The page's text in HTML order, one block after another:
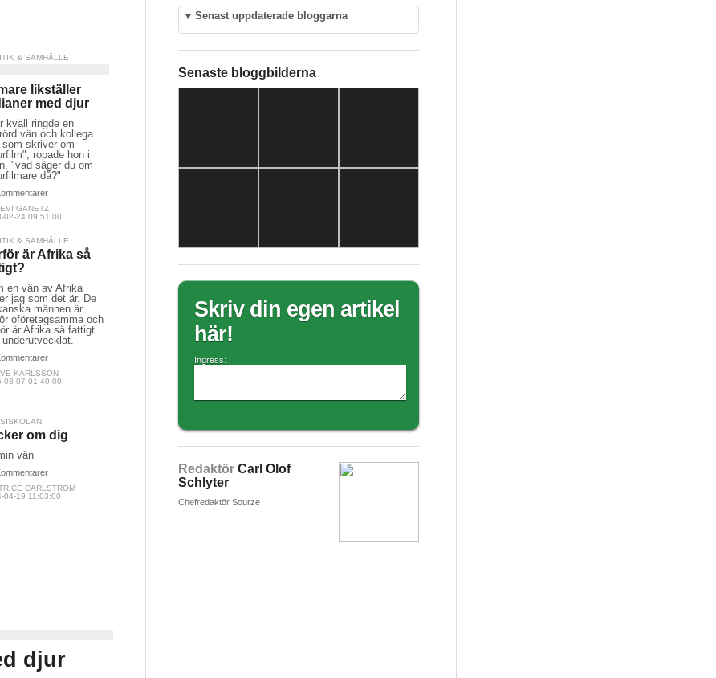
& SAMHÄLLE
likställer
med djur
kväll ringde en
vän och kollega.
som skriver om
ropade hon i
"vad säger du om
då?"
GANETZ
02-24 09:51:00
& SAMHÄLLE
är Afrika så
en vän av Afrika
jag som det är. De
männen är
oföretagsamma och
är Afrika så fattigt
underutvecklat.
KARLSSON
08-07 01:40:00
om dig
vän
CARLSTRÖM
04-19 11:03:00
djur
▼ Senast uppdaterade bloggarna
Senaste bloggbilderna
Skriv din egen artikel
här!
Ingress:
Redaktör Carl Olof
Schlyter
Chefredaktör Sourze